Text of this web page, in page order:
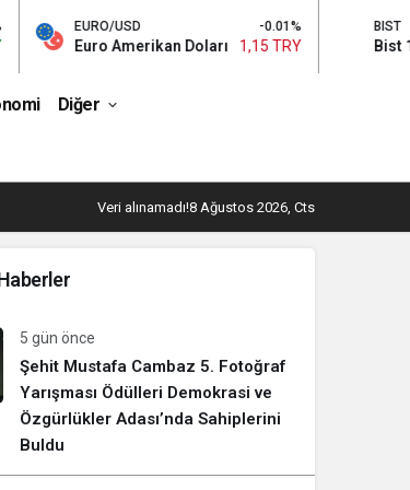
EURO/USD -0.01%
Euro Amerikan Doları 1,15 TRY Bist 100
Diğer
Veri alınamadı!8 Ağustos 2026, Cts
5 gün önce
Şehit Mustafa Cambaz 5. Fotoğraf
Yarışması Ödülleri Demokrasi ve
Özgürlükler Adası’nda Sahiplerini
Buldu